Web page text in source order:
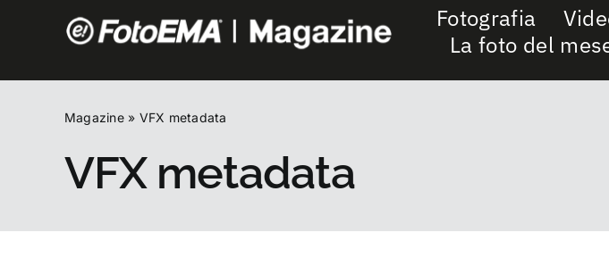
Fotografia
La foto del
Magazine» VFX metadata
VFX metadata